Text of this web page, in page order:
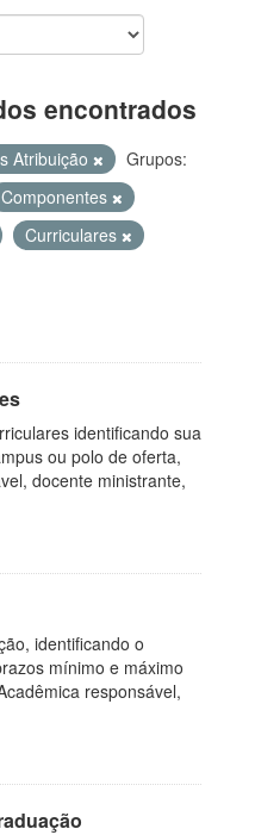
encontrados
Atribuição
Grupos:
Componentes
Curriculares
identificando sua
ou polo de oferta,
docente ministrante,
identificando o
mínimo e máximo
responsável,